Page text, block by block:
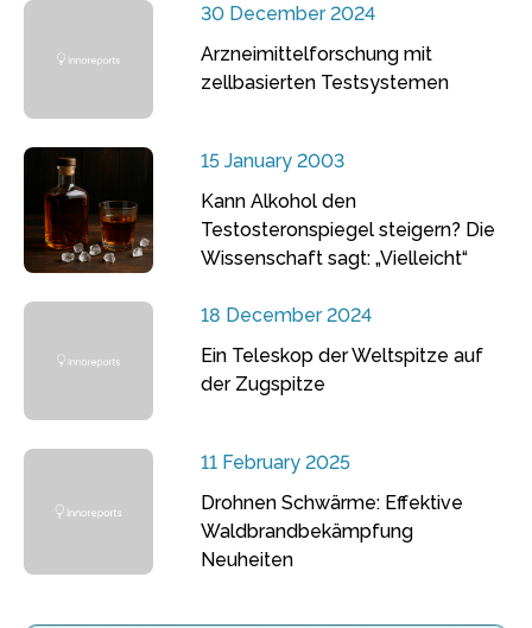
30 December 2024
Arzneimittelforschung mit
zellbasierten Testsystemen
15 January 2003
Kann Alkohol den
Testosteronspiegel steigern? Die
Wissenschaft sagt: „Vielleicht“
18 December 2024
Ein Teleskop der Weltspitze auf
der Zugspitze
11 February 2025
Drohnen Schwärme: Effektive
Waldbrandbekämpfung
Neuheiten